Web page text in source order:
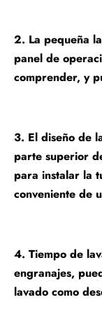
2. La pequeña
panel de
comprender, y
3. El diseño de
parte superior
para instalar la
conveniente de
4. Tiempo de
engranajes,
lavado como